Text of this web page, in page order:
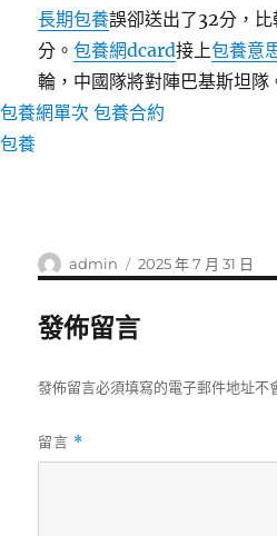
長期包養誤卻送出了32分，
分。包養網dcard接上包養意
輪，中國隊將對陣巴基斯坦隊
包養網單次 包養合約
包養
作
者
admin
發
佈
2025 年 7 月 31 日
發佈留言
發佈留言必須填寫的電子郵件地址不
留言 *